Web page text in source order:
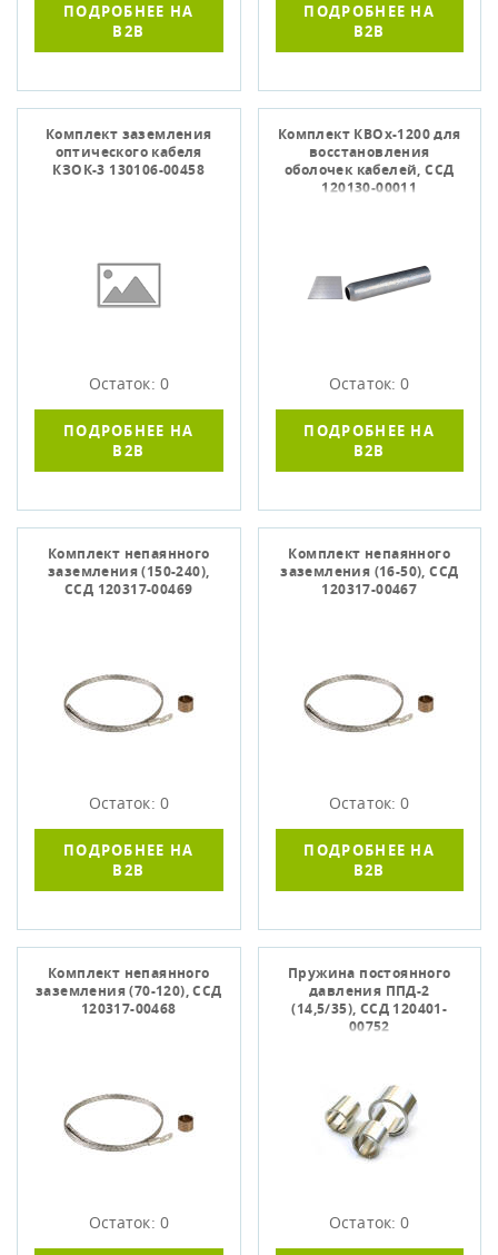
ПОДРОБНЕЕ НА
B2B
ПОДРОБНЕЕ НА
B2B
Комплект заземления
оптического кабеля
КЗОК-3 130106-00458
Остаток: 0
ПОДРОБНЕЕ НА
B2B
Комплект КВОх-1200 для
восстановления
оболочек кабелей, ССД
120130-00011
Остаток: 0
ПОДРОБНЕЕ НА
B2B
Комплект непаянного
заземления (150-240),
ССД 120317-00469
Остаток: 0
ПОДРОБНЕЕ НА
B2B
Комплект непаянного
заземления (16-50), ССД
120317-00467
Остаток: 0
ПОДРОБНЕЕ НА
B2B
Комплект непаянного
заземления (70-120), ССД
120317-00468
Остаток: 0
Пружина постоянного
давления ППД-2
(14,5/35), ССД 120401-
00752
Остаток: 0